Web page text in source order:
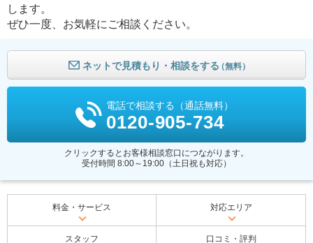
します。
ぜひ一度、お気軽にご相談ください。
ネットで見積もり・相談をする（無料）
電話で相談する（通話無料）
0120-905-734
クリックするとお客様相談窓口につながります。
受付時間 8:00～19:00（土日祝も対応）
料金・サービス 対応エリア
スタッフ 口コミ・評判